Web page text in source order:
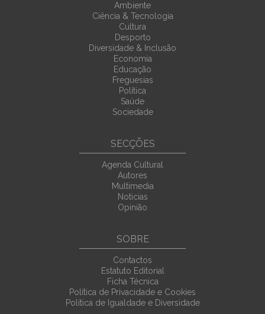
Ambiente
Ciência & Tecnologia
Cultura
Desporto
Diversidade & Inclusão
Economia
Educação
Freguesias
Política
Saúde
Sociedade
SECÇÕES
Agenda Cultural
Autores
Multimedia
Noticias
Opinião
SOBRE
Contactos
Estatuto Editorial
Ficha Técnica
Política de Privacidade e Cookies
Política de Igualdade e Diversidade